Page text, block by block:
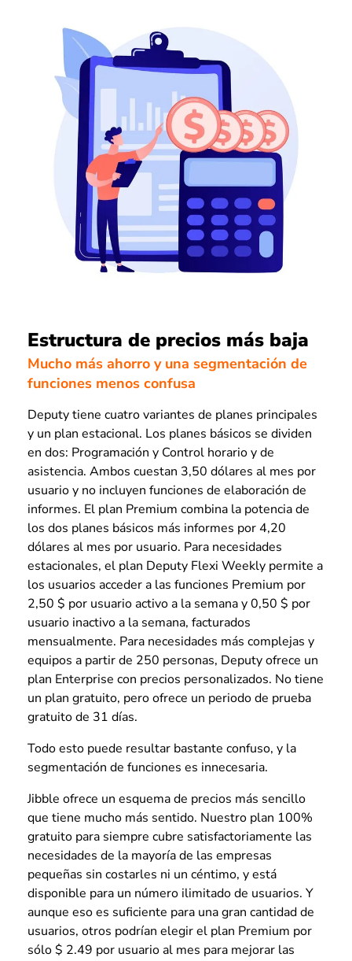
Estructura de precios más baja
Mucho más ahorro y una segmentación de
funciones menos confusa
Deputy tiene cuatro variantes de planes principales
y un plan estacional. Los planes básicos se dividen
en dos: Programación y Control horario y de
asistencia. Ambos cuestan 3,50 dólares al mes por
usuario y no incluyen funciones de elaboración de
informes. El plan Premium combina la potencia de
los dos planes básicos más informes por 4,20
dólares al mes por usuario. Para necesidades
estacionales, el plan Deputy Flexi Weekly permite a
los usuarios acceder a las funciones Premium por
2,50 $ por usuario activo a la semana y 0,50 $ por
usuario inactivo a la semana, facturados
mensualmente. Para necesidades más complejas y
equipos a partir de 250 personas, Deputy ofrece un
plan Enterprise con precios personalizados. No tiene
un plan gratuito, pero ofrece un periodo de prueba
gratuito de 31 días.
Todo esto puede resultar bastante confuso, y la
segmentación de funciones es innecesaria.
Jibble ofrece un esquema de precios más sencillo
que tiene mucho más sentido. Nuestro plan 100%
gratuito para siempre cubre satisfactoriamente las
necesidades de la mayoría de las empresas
pequeñas sin costarles ni un céntimo, y está
disponible para un número ilimitado de usuarios. Y
aunque eso es suficiente para una gran cantidad de
usuarios, otros podrían elegir el plan Premium por
sólo $ 2.49 por usuario al mes para mejorar las